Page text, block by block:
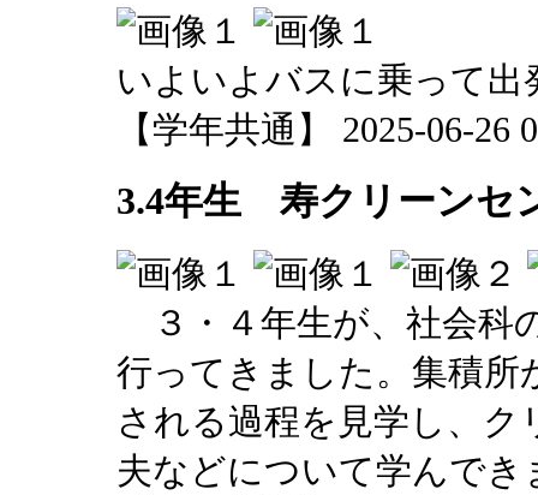
いよいよバスに乗って
【学年共通】 2025-06-26
3.4年生 寿クリーンセ
３・４年生が、社会科
行ってきました。集積
される過程を見学し、
夫などについて学んでき